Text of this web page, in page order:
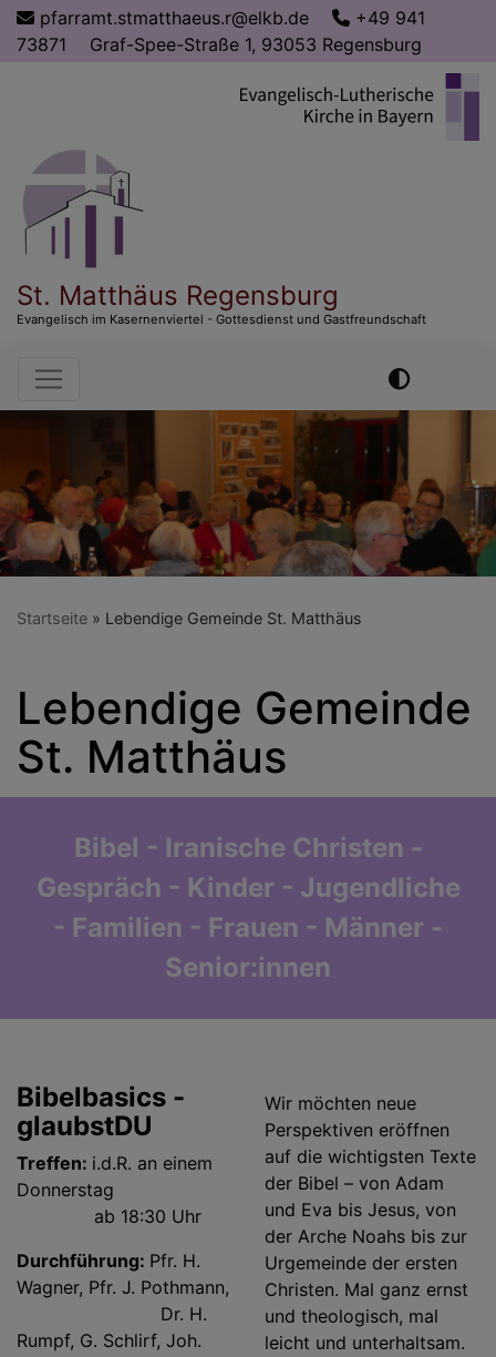
Direkt
zum
Inhalt
pfarramt.stmatthaeus.r@elkb.de
+49 941
73871
Graf-Spee-Straße 1, 93053 Regensburg
St. Matthäus Regensburg
Evangelisch im Kasernenviertel - Gottesdienst und Gastfreundschaft
Hauptnavigation
Startseite Lebendige Gemeinde St. Matthäus
Lebendige Gemeinde
St. Matthäus
Bibel - Iranische Christen -
Gespräch - Kinder - Jugendliche
- Familien - Frauen - Männer -
Senior:innen
Bibelbasics -
glaubstDU
Treffen: i.d.R. an einem
Donnerstag
ab 18:30 Uhr
Durchführung: Pfr. H.
Wagner, Pfr. J. Pothmann,
Dr. H.
Rumpf, G. Schlirf, Joh.
Wir möchten neue
Perspektiven eröffnen
auf die wichtigsten Texte
der Bibel – von Adam
und Eva bis Jesus, von
der Arche Noahs bis zur
Urgemeinde der ersten
Christen. Mal ganz ernst
und theologisch, mal
leicht und unterhaltsam.